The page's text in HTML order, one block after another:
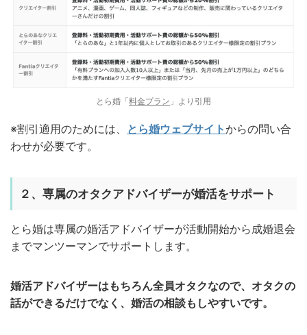
とら婚「料金プラン 」より引用
※割引適用のためには、 とら婚ウェブサイトからの問い合
わせが必要です。
２、専属のオタクアドバイザーが婚活をサポート
とら婚は専属の婚活アドバイザーが活動開始から成婚退会
までマンツーマンでサポートします。
婚活アドバイザーはもちろん全員オタクなので、オタクの
話ができるだけでなく、婚活の相談もしやすいです。